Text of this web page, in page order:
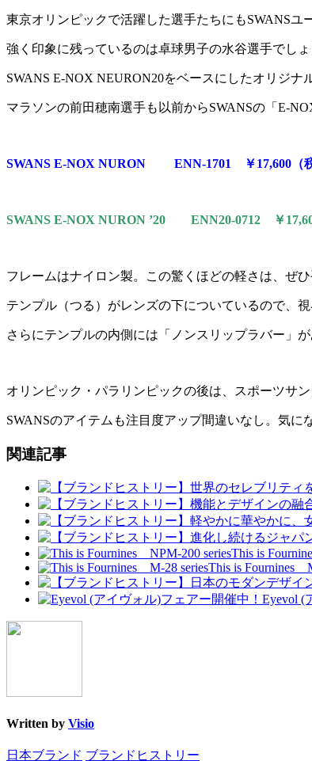
東京オリンピックで活躍した選手たちにもSWANSユ
強く印象に残っているのは卓球男子の水谷選手でしょ
SWANS E-NOX NEURON20をベースにしたオリジナ
マラソンの前田穂南選手も以前からSWANSの「E-
SWANS E-NOX NURON ENN-1701 ￥17,600（税
SWANS E-NOX NURON ’20 ENN20-0712 ￥
フレームはナイロン製。この驚くほどの軽さは、ぜ
テンプル（つる）がレンズの下についているので、
さらにテンプルの内側には「ノンスリップラバー」
オリンピック・パラリンピックの後は、スポーツサ
SWANSのアイテムも注目度アップ間違いなし。気に
関連記事
This is
This is Fournines
Eyevol (
Written by Visio
日本ブランド ブランドヒストリー